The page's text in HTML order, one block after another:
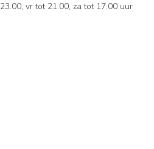
vr tot 21.00, za tot 17.00 uur